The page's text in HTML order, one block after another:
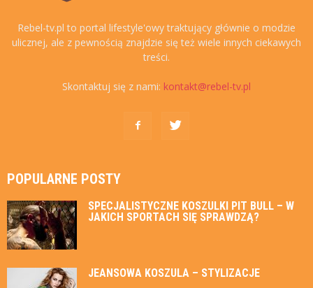
Rebel-tv.pl to portal lifestyle'owy traktujący głównie o modzie
ulicznej, ale z pewnością znajdzie się też wiele innych ciekawych
treści.
Skontaktuj się z nami: kontakt@rebel-tv.pl
POPULARNE POSTY
SPECJALISTYCZNE KOSZULKI PIT BULL – W
JAKICH SPORTACH SIĘ SPRAWDZĄ?
JEANSOWA KOSZULA – STYLIZACJE